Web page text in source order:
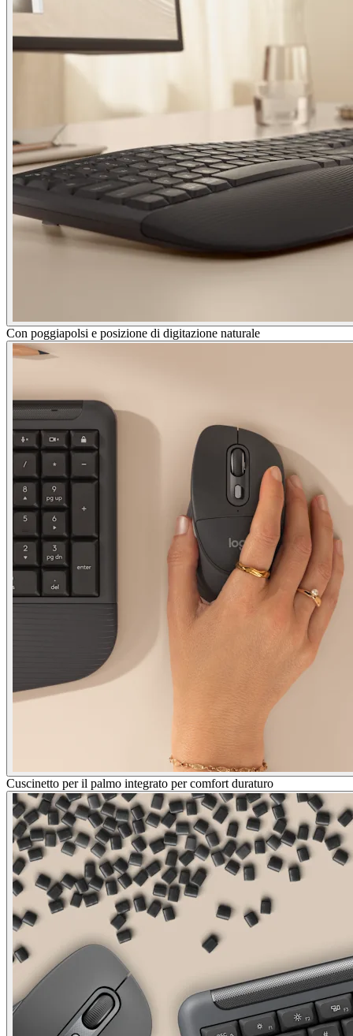
Con poggiapolsi e posizione di digitazione naturale
Cuscinetto per il palmo integrato per comfort duraturo